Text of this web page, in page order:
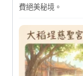
費絕美秘境。